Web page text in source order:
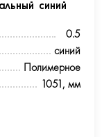
синий
0.5
синий
Полимерное
1051, мм